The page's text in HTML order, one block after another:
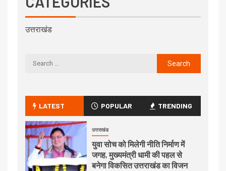
उत्तराखंड
LATEST POPULAR TRENDING
उत्तराखंड
युवा सोच को मिलेगी नीति निर्माण में
जगह, मुख्यमंत्री धामी की पहल से
बनेगा विकसित उत्तराखंड का विजन